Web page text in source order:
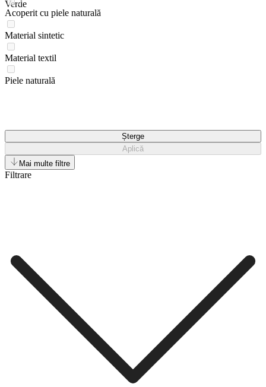
Verde
Acoperit cu piele naturală
Material sintetic
Material textil
Piele naturală
Șterge
Aplică
Mai multe filtre
Filtrare